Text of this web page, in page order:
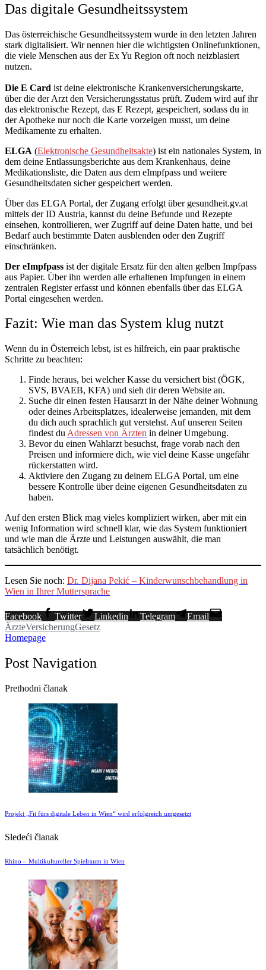
Das digitale Gesundheitssystem
Das österreichische Gesundheitssystem wurde in den letzten Jahren
stark digitalisiert. Wir nennen hier die wichtigsten Onlinefunktionen,
die viele Menschen aus der Ex Yu Region oft noch neizblasiert
nutzen.
Die E Card ist deine elektronische Krankenversicherungskarte,
über die der Arzt den Versicherungsstatus prüft. Zudem wird auf ihr
das elektronische Rezept, das E Rezept, gespeichert, sodass du in
der Apotheke nur noch die Karte vorzeigen musst, um deine
Medikamente zu erhalten.
ELGA (Elektronische Gesundheitsakte) ist ein nationales System, in
dem deine Entlassungsberichte aus dem Krankenhaus, deine
Medikationsliste, die Daten aus dem eImpfpass und weitere
Gesundheitsdaten sicher gespeichert werden.
Über das ELGA Portal, der Zugang erfolgt über gesundheit.gv.at
mittels der ID Austria, kannst du deine Befunde und Rezepte
einsehen, kontrollieren, wer Zugriff auf deine Daten hatte, und bei
Bedarf auch bestimmte Daten ausblenden oder den Zugriff
einschränken.
Der eImpfpass ist der digitale Ersatz für den alten gelben Impfpass
aus Papier. Über ihn werden alle erhaltenen Impfungen in einem
zentralen Register erfasst und können ebenfalls über das ELGA
Portal eingesehen werden.
Fazit: Wie man das System klug nutzt
Wenn du in Österreich lebst, ist es hilfreich, ein paar praktische
Schritte zu beachten:
Finde heraus, bei welcher Kasse du versichert bist (ÖGK,
SVS, BVAEB, KFA) und sieh dir deren Website an.
Suche dir einen festen Hausarzt in der Nähe deiner Wohnung
oder deines Arbeitsplatzes, idealerweise jemanden, mit dem
du dich auch sprachlich gut verstehst. Auf unseren Seiten
findest du Adressen von Ärzten in deiner Umgebung.
Bevor du einen Wahlarzt besuchst, frage vorab nach den
Preisen und informiere dich, wie viel deine Kasse ungefähr
rückerstatten wird.
Aktiviere den Zugang zu deinem ELGA Portal, um eine
bessere Kontrolle über deine eigenen Gesundheitsdaten zu
haben.
Auf den ersten Blick mag vieles kompliziert wirken, aber mit ein
wenig Information wird schnell klar, wie das System funktioniert
und wie man die Ärzte und Leistungen auswählt, die man
tatsächlich benötigt.
Lesen Sie noch: Dr. Dijana Pekić – Kinderwunschbehandlung in
Wien in Ihrer Muttersprache
Facebook Twitter Linkedin Telegram
Email
ÄrzteVersicherungGesetz
Homepage
Post Navigation
Prethodni članak
Projekt „Fit fürs digitale Leben in Wien“ wird erfolgreich umgesetzt
Sledeći članak
Rhino – Multikultureller Spielraum in Wien